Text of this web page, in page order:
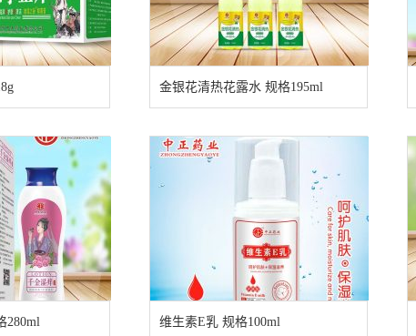
金银花清热花露水 规格195ml
280ml 维生素E乳 规格100ml